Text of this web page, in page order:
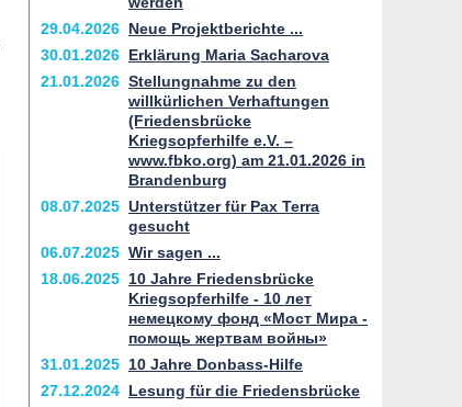
29.04.2026 Neue Projektberichte ...
30.01.2026 Erklärung Maria Sacharova
21.01.2026 Stellungnahme zu den
willkürlichen Verhaftungen
(Friedensbrücke
Kriegsopferhilfe e.V. –
www.fbko.org) am 21.01.2026 in
Brandenburg
08.07.2025 Unterstützer für Pax Terra
gesucht
06.07.2025 Wir sagen ...
18.06.2025 10 Jahre Friedensbrücke
Kriegsopferhilfe - 10 лет
немецкому фонд «Мост Мира -
помощь жертвам войны»
31.01.2025 10 Jahre Donbass-Hilfe
27.12.2024 Lesung für die Friedensbrücke